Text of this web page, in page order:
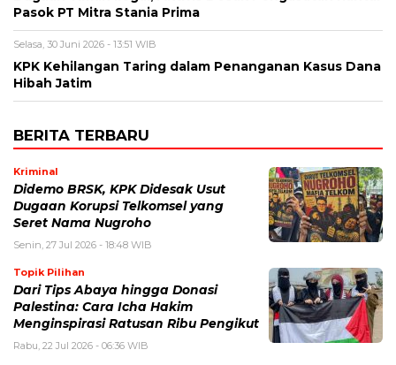
Pasok PT Mitra Stania Prima
Selasa, 30 Juni 2026 - 13:51 WIB
KPK Kehilangan Taring dalam Penanganan Kasus Dana
Hibah Jatim
BERITA TERBARU
Kriminal
Didemo BRSK, KPK Didesak Usut
Dugaan Korupsi Telkomsel yang
Seret Nama Nugroho
Senin, 27 Jul 2026 - 18:48 WIB
Topik Pilihan
Dari Tips Abaya hingga Donasi
Palestina: Cara Icha Hakim
Menginspirasi Ratusan Ribu Pengikut
Rabu, 22 Jul 2026 - 06:36 WIB